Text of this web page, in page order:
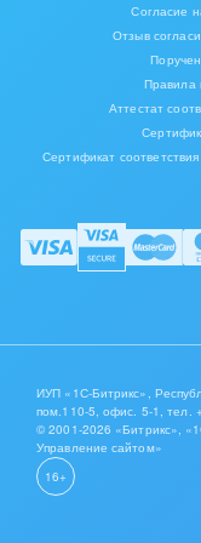
сделки в
выставленных
Согласие
Отзыв
Правила
Аттестат
Сертификат
ИУП «1С-Битрикс»,
пом.110-5, офис. 5-1,тел.
© 2001-2026 «Битрикс»,
Управление сайтом»
16+